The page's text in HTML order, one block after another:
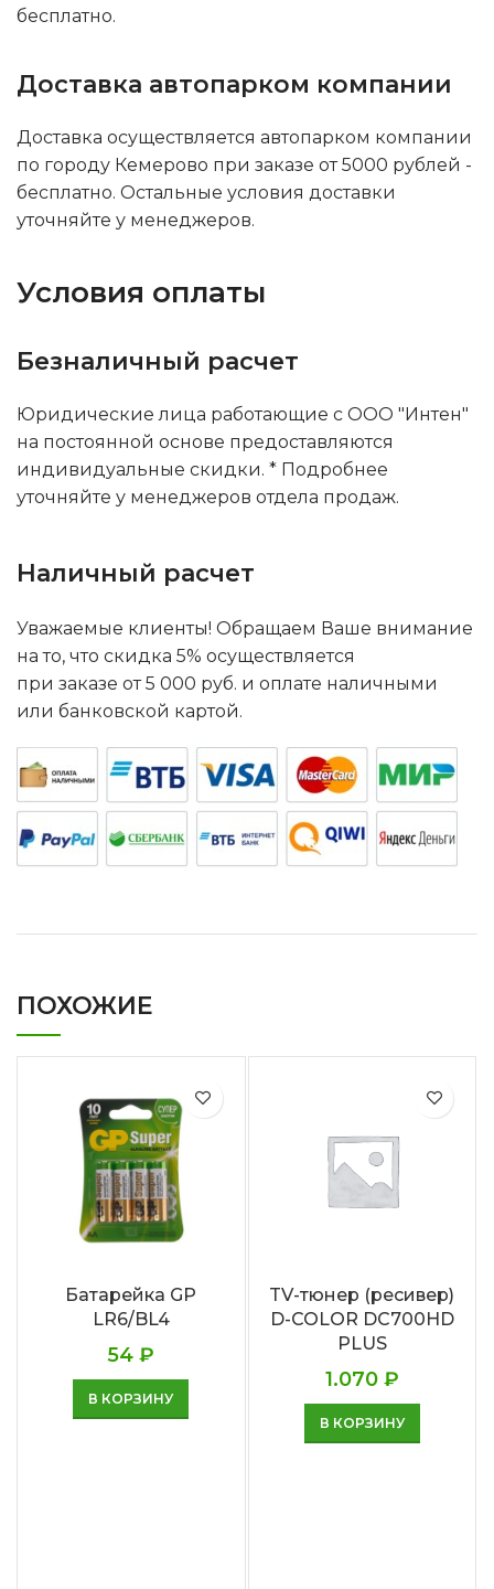
бесплатно.
Доставка автопарком компании
Доставка осуществляется автопарком компании
по городу Кемерово при заказе от 5000 рублей -
бесплатно. Остальные условия доставки
уточняйте у менеджеров.
Условия оплаты
Безналичный расчет
Юридические лица работающие с ООО "Интен"
на постоянной основе предоставляются
индивидуальные скидки. * Подробнее
уточняйте у менеджеров отдела продаж.
Наличный расчет
Уважаемые клиенты! Обращаем Ваше внимание
на то, что скидка 5% осуществляется
при заказе от 5 000 руб. и оплате наличными
или банковской картой.
ПОХОЖИЕ
Батарейка GP
LR6/BL4
54₽
В КОРЗИНУ
TV-тюнер (ресивер)
D-COLOR DC700HD
PLUS
1.070 ₽
В КОРЗИНУ